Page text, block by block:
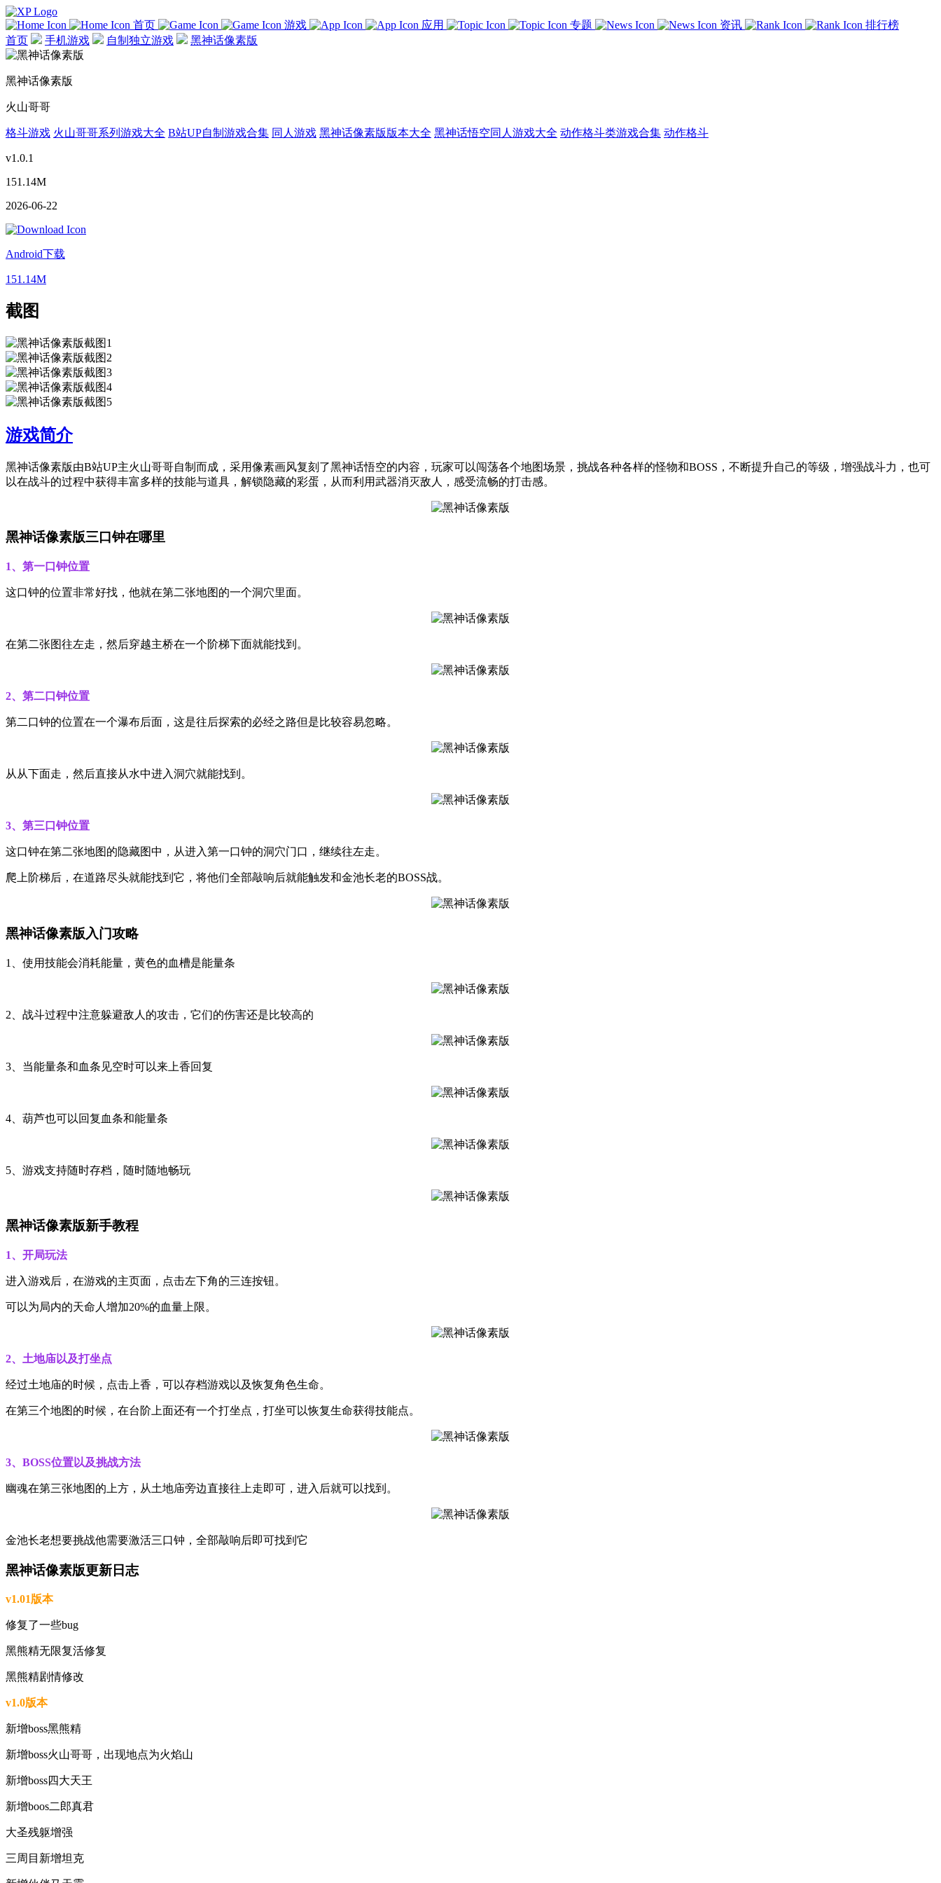
首页 游戏 应用 专题 资讯
排行榜
首页
手机游戏 自制独立游戏 黑神话像素版
黑神话像素版
火山哥哥
格斗游戏 火山哥哥系列游戏大全 B站UP自制游戏合集 同人游戏 黑神话像素版版本大全 黑神话悟空同人游戏大全 动作格斗类游戏合集 动作格斗
v1.0.1
151.14M
2026-06-22
Android下载
151.14M
截图
游戏简介
黑神话像素版由B站UP主火山哥哥自制而成，采用像素画风复刻了黑神话悟空的内容，玩家可以闯荡各个地图场景，挑战各种各样的怪物和BOSS，不断提升自己的等级，增强战斗力，也可
以在战斗的过程中获得丰富多样的技能与道具，解锁隐藏的彩蛋，从而利用武器消灭敌人，感受流畅的打击感。
黑神话像素版三口钟在哪里
1、第一口钟位置
这口钟的位置非常好找，他就在第二张地图的一个洞穴里面。
在第二张图往左走，然后穿越主桥在一个阶梯下面就能找到。
2、第二口钟位置
第二口钟的位置在一个瀑布后面，这是往后探索的必经之路但是比较容易忽略。
从从下面走，然后直接从水中进入洞穴就能找到。
3、第三口钟位置
这口钟在第二张地图的隐藏图中，从进入第一口钟的洞穴门口，继续往左走。
爬上阶梯后，在道路尽头就能找到它，将他们全部敲响后就能触发和金池长老的BOSS战。
黑神话像素版入门攻略
1、使用技能会消耗能量，黄色的血槽是能量条
2、战斗过程中注意躲避敌人的攻击，它们的伤害还是比较高的
3、当能量条和血条见空时可以来上香回复
4、葫芦也可以回复血条和能量条
5、游戏支持随时存档，随时随地畅玩
黑神话像素版新手教程
1、开局玩法
进入游戏后，在游戏的主页面，点击左下角的三连按钮。
可以为局内的天命人增加20%的血量上限。
2、土地庙以及打坐点
经过土地庙的时候，点击上香，可以存档游戏以及恢复角色生命。
在第三个地图的时候，在台阶上面还有一个打坐点，打坐可以恢复生命获得技能点。
3、BOSS位置以及挑战方法
幽魂在第三张地图的上方，从土地庙旁边直接往上走即可，进入后就可以找到。
金池长老想要挑战他需要激活三口钟，全部敲响后即可找到它
黑神话像素版更新日志
v1.01版本
修复了一些bug
黑熊精无限复活修复
黑熊精剧情修改
v1.0版本
新增boss黑熊精
新增boss火山哥哥，出现地点为火焰山
新增boss四大天王
新增boos二郎真君
大圣残躯增强
三周目新增坦克